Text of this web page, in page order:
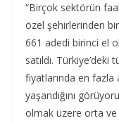
“Birçok sektörün
özel şehirlerinden
661 adedi birinci el
satıldı. Türkiye’deki
fiyatlarında en fazla
yaşandığını
olmak üzere orta